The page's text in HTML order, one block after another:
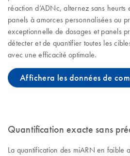
réaction d’ADNc, alternez sans heurts
panels à amorces personnalisées ou
exceptionnelle de dosages et panels
détecter et de quantifier toutes les
avec une efficacité optimale.
Affichera les données de
Quantification exacte sans
La quantification des miARN en faible